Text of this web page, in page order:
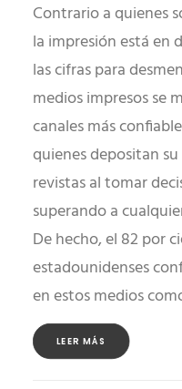
Contrario a quienes
la impresión está en
las cifras para
medios impresos se
canales más
quienes depositan
revistas al tomar
superando a
De hecho, el 82 por
estadounidenses
en estos medios
LEER MÁS